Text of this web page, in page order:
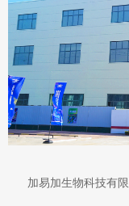
加易加生物科技有